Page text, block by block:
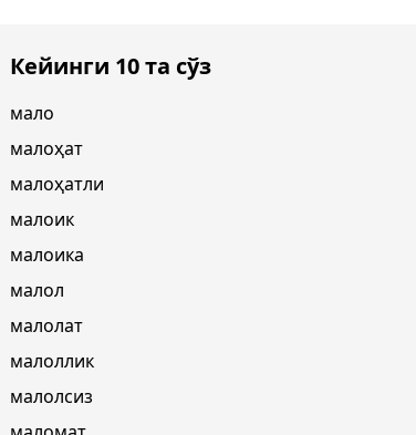
Кейинги 10 та сўз
мало
малоҳат
малоҳатли
малоик
малоика
малол
малолат
малоллик
малолсиз